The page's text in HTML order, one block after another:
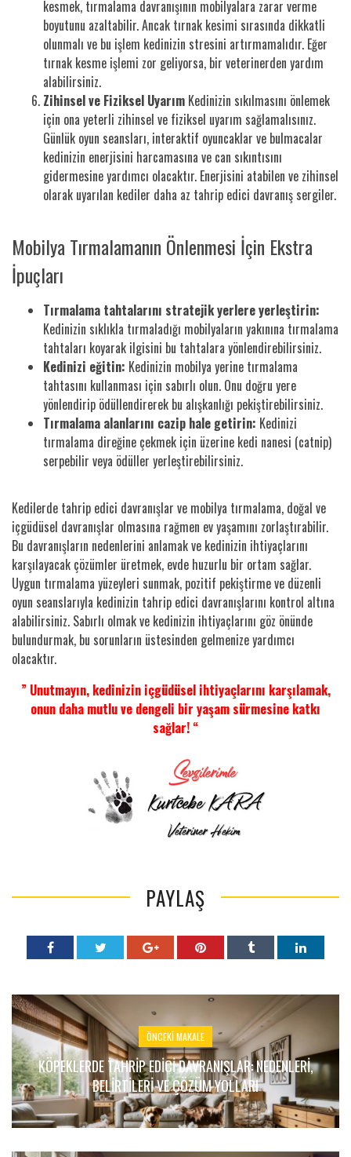
kesmek, tırmalama davranışının mobilyalara zarar verme
boyutunu azaltabilir. Ancak tırnak kesimi sırasında dikkatli
olunmalı ve bu işlem kedinizin stresini artırmamalıdır. Eğer
tırnak kesme işlemi zor geliyorsa, bir veterinerden yardım
alabilirsiniz.
Zihinsel ve Fiziksel Uyarım Kedinizin sıkılmasını önlemek
için ona yeterli zihinsel ve fiziksel uyarım sağlamalısınız.
Günlük oyun seansları, interaktif oyuncaklar ve bulmacalar
kedinizin enerjisini harcamasına ve can sıkıntısını
gidermesine yardımcı olacaktır. Enerjisini atabilen ve zihinsel
olarak uyarılan kediler daha az tahrip edici davranış sergiler.
Mobilya Tırmalamanın Önlenmesi İçin Ekstra
İpuçları
Tırmalama tahtalarını stratejik yerlere yerleştirin:
Kedinizin sıklıkla tırmaladığı mobilyaların yakınına tırmalama
tahtaları koyarak ilgisini bu tahtalara yönlendirebilirsiniz.
Kedinizi eğitin: Kedinizin mobilya yerine tırmalama
tahtasını kullanması için sabırlı olun. Onu doğru yere
yönlendirip ödüllendirerek bu alışkanlığı pekiştirebilirsiniz.
Tırmalama alanlarını cazip hale getirin: Kedinizi
tırmalama direğine çekmek için üzerine kedi nanesi (catnip)
serpebilir veya ödüller yerleştirebilirsiniz.
Kedilerde tahrip edici davranışlar ve mobilya tırmalama, doğal ve
içgüdüsel davranışlar olmasına rağmen ev yaşamını zorlaştırabilir.
Bu davranışların nedenlerini anlamak ve kedinizin ihtiyaçlarını
karşılayacak çözümler üretmek, evde huzurlu bir ortam sağlar.
Uygun tırmalama yüzeyleri sunmak, pozitif pekiştirme ve düzenli
oyun seanslarıyla kedinizin tahrip edici davranışlarını kontrol altına
alabilirsiniz. Sabırlı olmak ve kedinizin ihtiyaçlarını göz önünde
bulundurmak, bu sorunların üstesinden gelmenize yardımcı
olacaktır.
” Unutmayın, kedinizin içgüdüsel ihtiyaçlarını karşılamak,
onun daha mutlu ve dengeli bir yaşam sürmesine katkı
sağlar! “
PAYLAŞ
ÖNCEKI MAKALE
KÖPEKLERDE TAHRIP EDICI DAVRANIŞLAR: NEDENLERI,
BELIRTILERI VE ÇÖZÜM YOLLARI